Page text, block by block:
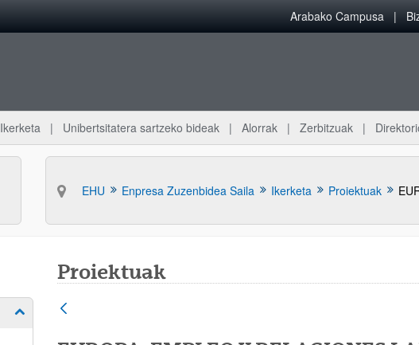
Arabako Campusa
Ikerketa Unibertsitatera sartzeko bideak Alorrak Zerbitzuak
EHU Enpresa Zuzenbidea Saila Ikerketa Proiektuak
Erakutsi/izkutatu azpiorriak
Proiektuak